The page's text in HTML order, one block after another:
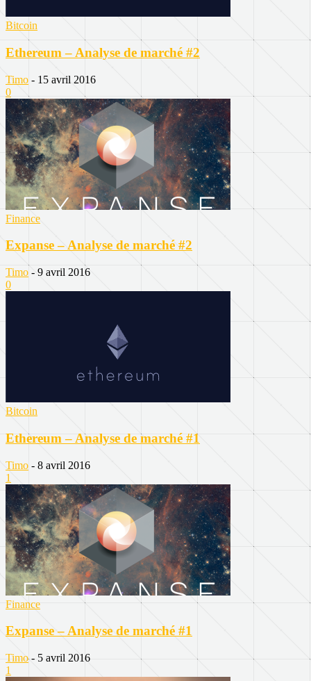
Bitcoin
Ethereum – Analyse de marché #2
Timo - 15 avril 2016
0
Finance
Expanse – Analyse de marché #2
Timo - 9 avril 2016
0
Bitcoin
Ethereum – Analyse de marché #1
Timo - 8 avril 2016
1
Finance
Expanse – Analyse de marché #1
Timo - 5 avril 2016
1